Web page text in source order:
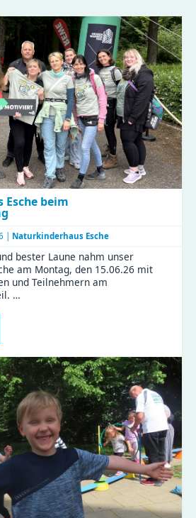
beim
| Naturkinderhaus Esche
bester Laune nahm unser
am Montag, den 15.06.26 mit
und Teilnehmern am
…